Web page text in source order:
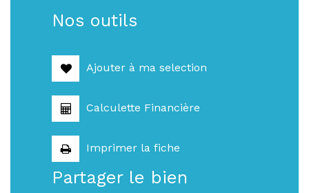
Nos outils
Ajouter à ma selection
Calculette Financière
Imprimer la fiche
Partager le bien